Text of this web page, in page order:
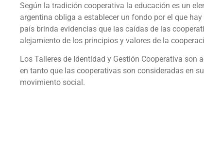
Según la tradición cooperativa la educación es un
argentina obliga a establecer un fondo por el que
país brinda evidencias que las caídas de las
alejamiento de los principios y valores de la
Los Talleres de Identidad y Gestión Cooperativa son
en tanto que las cooperativas son consideradas en
movimiento social.